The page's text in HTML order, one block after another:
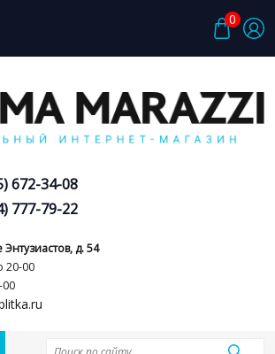
0
д. 54
20-00
00
672-34-08
777-79-22